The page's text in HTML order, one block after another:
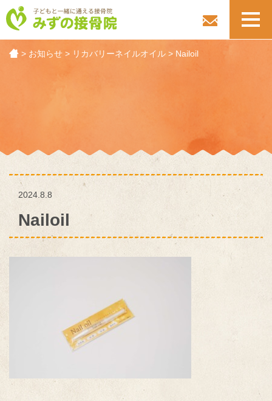
> お知らせ > リカバリーネイルオイル > Nailoil
2024.8.8
Nailoil